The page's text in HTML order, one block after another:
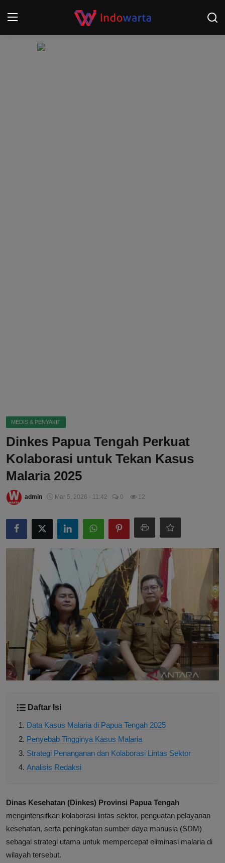
MEDIS & PENYAKIT
Dinkes Papua Tengah Perkuat
Kolaborasi untuk Tekan Kasus
Malaria 2025
admin Mar 5, 2026 - 11:42 0 12
Daftar Isi
Data Kasus Malaria di Papua Tengah 2025
Penyebab Tingginya Kasus Malaria
Strategi Penanganan dan Kolaborasi Lintas Sektor
Analisis Redaksi
Dinas Kesehatan (Dinkes) Provinsi Papua Tengah
mengintensifkan kolaborasi lintas sektor, penguatan pelayanan
kesehatan, serta peningkatan sumber daya manusia (SDM)
sebagai strategi utama untuk mempercepat eliminasi malaria di
wilayah tersebut.